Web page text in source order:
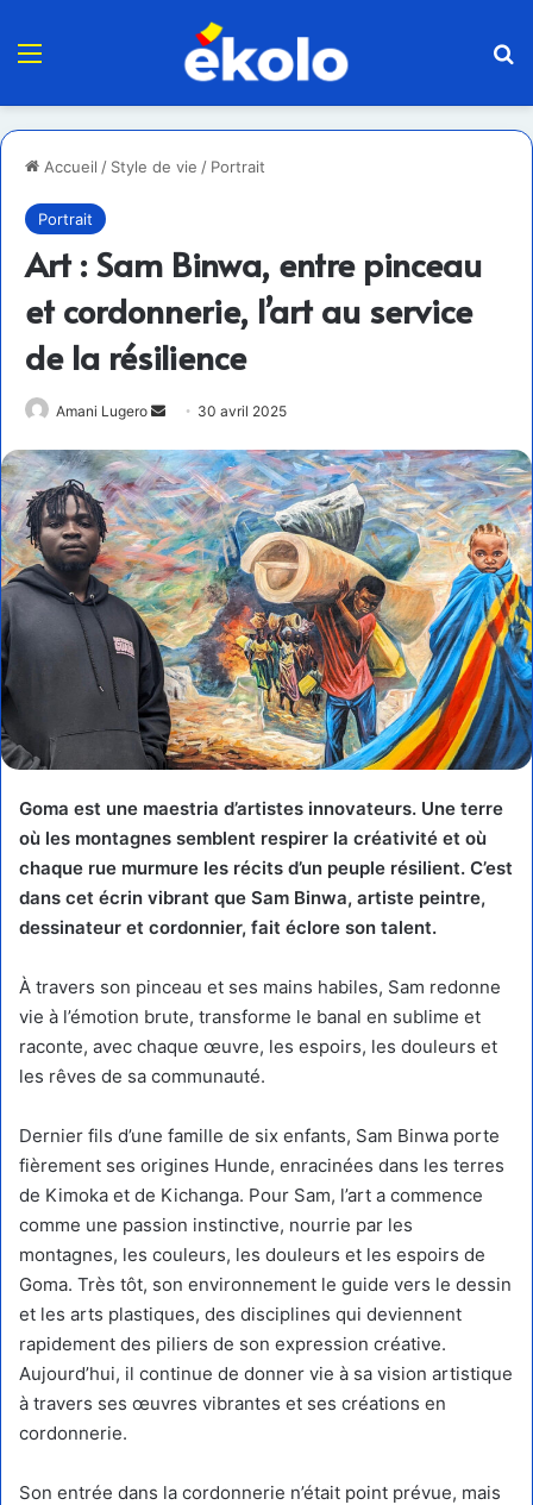
Menu
Accueil / Style de vie / Portrait
Portrait
Art : Sam Binwa, entre pinceau
et cordonnerie, l’art au service
de la résilience
Amani Lugero
Envoyer
courriel
30 avril 2025
Goma est une maestria d’artistes innovateurs. Une terre
où les montagnes semblent respirer la créativité et où
chaque rue murmure les récits d’un peuple résilient. C’est
dans cet écrin vibrant que Sam Binwa, artiste peintre,
dessinateur et cordonnier, fait éclore son talent.
À travers son pinceau et ses mains habiles, Sam redonne
vie à l’émotion brute, transforme le banal en sublime et
raconte, avec chaque œuvre, les espoirs, les douleurs et
les rêves de sa communauté.
Dernier fils d’une famille de six enfants, Sam Binwa porte
fièrement ses origines Hunde, enracinées dans les terres
de Kimoka et de Kichanga. Pour Sam, l’art a commence
comme une passion instinctive, nourrie par les
montagnes, les couleurs, les douleurs et les espoirs de
Goma. Très tôt, son environnement le guide vers le dessin
et les arts plastiques, des disciplines qui deviennent
rapidement des piliers de son expression créative.
Aujourd’hui, il continue de donner vie à sa vision artistique
à travers ses œuvres vibrantes et ses créations en
cordonnerie.
Son entrée dans la cordonnerie n’était point prévue, mais